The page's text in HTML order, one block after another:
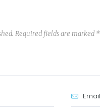
Required fields are marked *